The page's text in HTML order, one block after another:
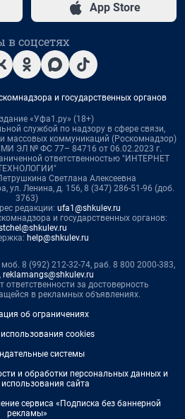
App Store
соцсетях
и государственных органов
«Уфа1.ру» (18+)
службой по надзору в сфере связи,
массовых коммуникаций (Роскомнадзор)
ЭЛ № ФС 77– 84716 от 06.02.2023 г.
ответственностью "ИНТЕРНЕТ
Светлана Алексеевна
ул. Ленина, д. 156, 8 (347) 286-51-96 (доб.
3763)
редакции: ufa1@shkulev.ru
и государственных органов:
help@shkulev.ru
8 (992) 212-32-74, раб. 8 800 2000-383,
reklamangs@shkulev.ru
ответственности за достоверность
в рекламных объявлениях.
об ограничениях
cookies
системы
и обработки персональных данных и
сайта
сервиса «Подписка без баннерной
рекламы»